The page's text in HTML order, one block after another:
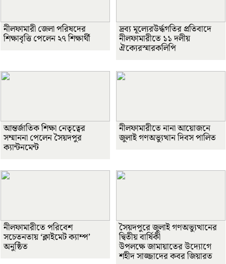
নীলফামারী জেলা পরিষদের
শিক্ষাবৃত্তি পেলেন ২৭ শিক্ষার্থী
দ্রব্য মূল্যেরউর্দ্ধগতির প্রতিবাদে
নীলফামারীতে ১১ দলীয়
ঐক্যেরস্মারকলিপি
আন্তর্জাতিক শিক্ষা নেতৃত্বের
সম্মাননা পেলেন সৈয়দপুর
ক্যান্টনমেন্ট
নীলফামারীতে নানা আয়োজনে
জুলাই গণঅভ্যুত্থান দিবস পালিত
নীলফামারীতে পরিবেশ
সচেতনতায় ‘ক্লাইমেট ক্যাম্প’
অনুষ্ঠিত
সৈয়দপুরে জুলাই গণঅভ্যুত্থানের
দ্বিতীয় বার্ষিকী
উপলক্ষে জামায়াতের উদ্যোগে
শহীদ সাজ্জাদের কবর জিয়ারত